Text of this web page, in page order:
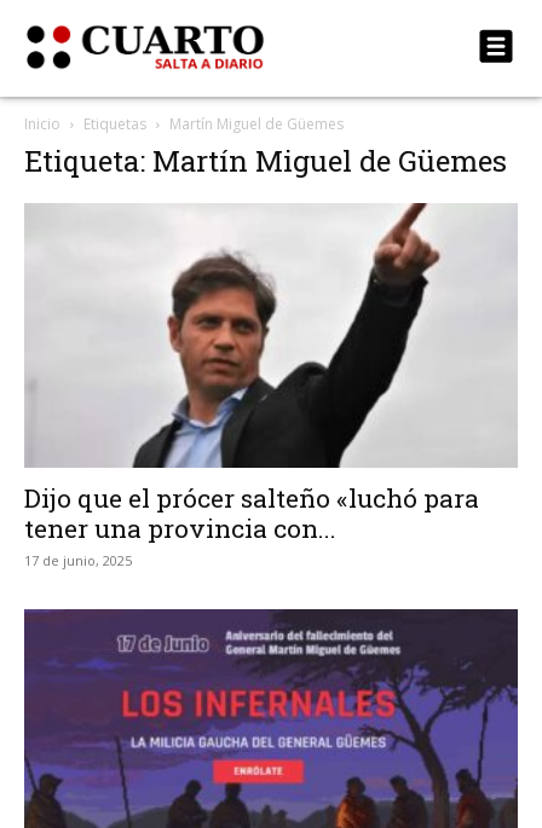
Inicio Etiquetas Martín Miguel de Güemes
Etiqueta: Martín Miguel de Güemes
Dijo que el prócer salteño «luchó para
tener una provincia con...
17 de junio, 2025